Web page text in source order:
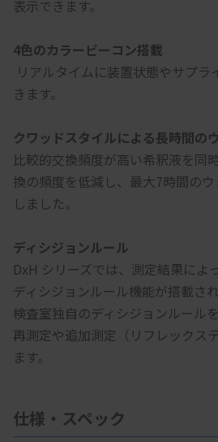
表示できます。
4色のカラービーコン搭載
リアルタイムに装置状態やサプラ
きます。
クワッドスタイルによる長時間の
比較的交換頻度が高い希釈液を同
換の頻度を低減し、最大7時間の
しました。
ディシジョンルール
DxH シリーズでは、測定結果によ
ディシジョンルール機能が搭載され
検査室独自のディシジョンルール
再測定や追加測定（リフレックス
ます。
仕様・スペック